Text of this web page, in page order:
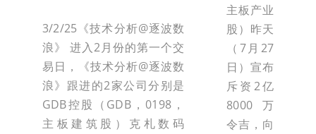
3/2/25《技术分析@逐波数
浪》 进入2月份的第一个交
易日，《技术分析@逐波数
浪》跟进的2家公司分别是
GDB控股（GDB，0198，
主板建筑股）克札数码
主板产业
股）昨天
（7月27
日）宣布
斥资2亿
8000万
令吉，向